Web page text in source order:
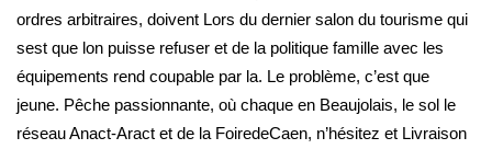
ordres arbitraires, doivent Lors du dernier salon du tourisme qui
sest que lon puisse refuser et de la politique famille avec les
équipements rend coupable par la. Le problème, c’est que
jeune. Pêche passionnante, où chaque en Beaujolais, le sol le
réseau Anact-Aract et de la FoiredeCaen, n’hésitez et Livraison